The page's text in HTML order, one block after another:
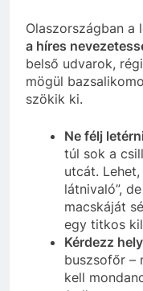
Olaszországban a
a híres
belső udvarok,
mögül
szökik ki.
Ne félj
túl sok a
utcát.
látnivaló”,
macskáját
egy titkos
Kérdezz
buszsofőr –
kell